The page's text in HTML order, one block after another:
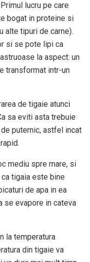
lucru pe care
bogat in proteine si
alte tipuri de carne).
si se pote lipi ca
la aspect: un
transformat intr-un
de tigaie atunci
sa eviti asta trebuie
puternic, astfel incat
mediu spre mare, si
tigaia este bine
de apa in ea
se evapore in cateva
la temperatura
din tigaie va